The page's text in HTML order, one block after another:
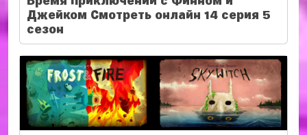
Джейком Смотреть онлайн 14 серия 5
сезон